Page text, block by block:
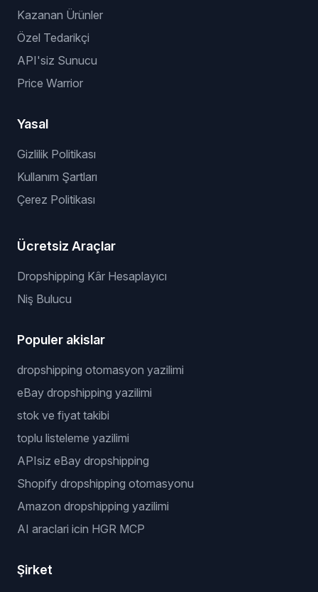
Kazanan Ürünler
Özel Tedarikçi
API'siz Sunucu
Price Warrior
Yasal
Gizlilik Politikası
Kullanım Şartları
Çerez Politikası
Ücretsiz Araçlar
Dropshipping Kâr Hesaplayıcı
Niş Bulucu
Populer akislar
dropshipping otomasyon yazilimi
eBay dropshipping yazilimi
stok ve fiyat takibi
toplu listeleme yazilimi
APIsiz eBay dropshipping
Shopify dropshipping otomasyonu
Amazon dropshipping yazilimi
AI araclari icin HGR MCP
Şirket